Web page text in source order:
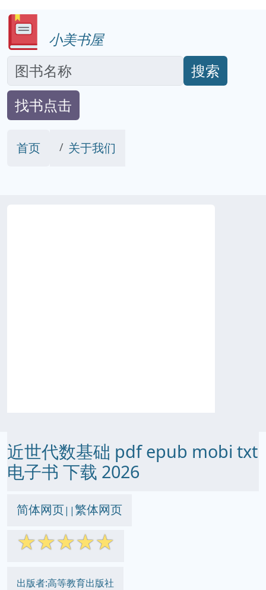
小美书屋
搜索
找书点击
首页 关于我们
近世代数基础 pdf epub mobi txt
电子书 下载 2026
简体网页||繁体网页
☆☆☆☆☆
出版者:高等教育出版社